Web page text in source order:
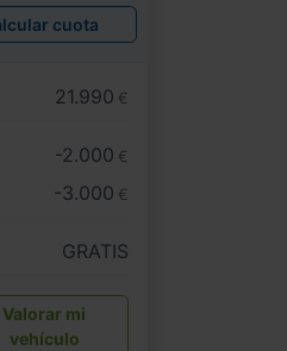
cuota
21.990 €
-2.000 €
-3.000 €
GRATIS
Valorar mi
vehículo